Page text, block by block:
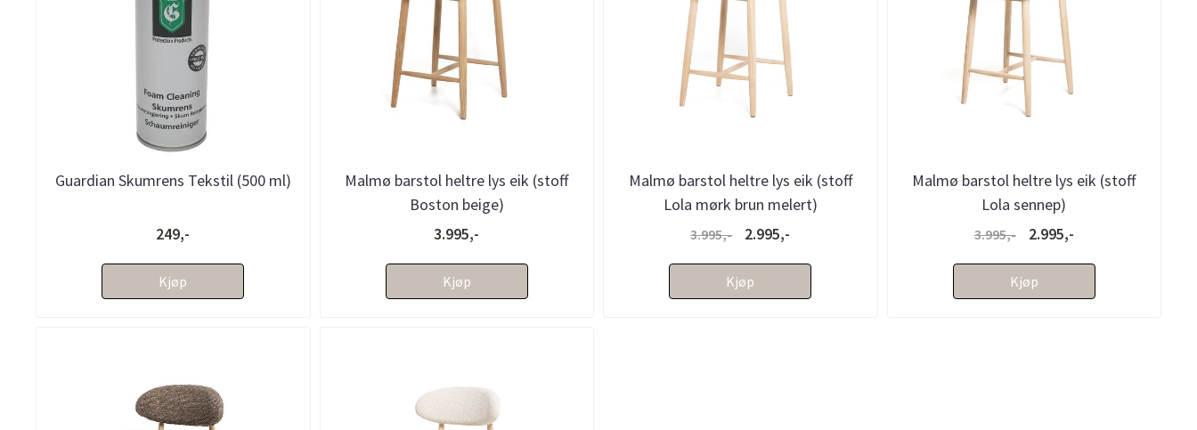
Guardian Skumrens Tekstil (500 ml)
249,-
Kjøp
Malmø barstol heltre lys eik (stoff
Boston beige)
3.995,-
Kjøp
Malmø barstol heltre lys eik (stoff
Lola mørk brun melert)
3.995,- 2.995,-
Kjøp
Malmø barstol heltre lys eik (stoff
Lola sennep)
3.995,- 2.995,-
Kjøp